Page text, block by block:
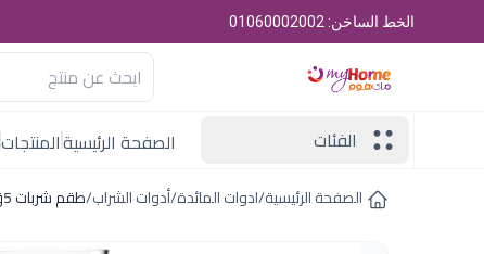
الخط الساخن: 01060002002
الفئات
الصفحة الرئيسيةالمنتجات
الصفحة الرئيسية/ادوات المائدة/أدوات الشراب/طقم شربات 5ق باليس